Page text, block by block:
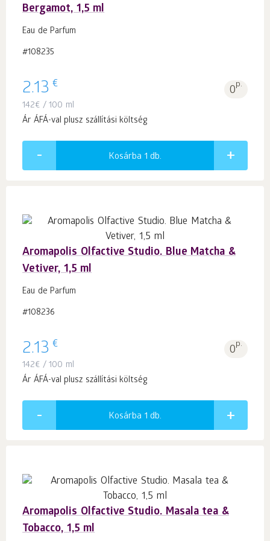
Bergamot, 1,5 ml
Eau de Parfum
#108235
2.13 € 0p.
142€ / 100 ml
Ár ÁFÁ-val plusz szállítási költség
Kosárba 1 db.
Aromapolis Olfactive Studio. Blue Matcha &
Vetiver, 1,5 ml
Eau de Parfum
#108236
2.13 € 0p.
142€ / 100 ml
Ár ÁFÁ-val plusz szállítási költség
Kosárba 1 db.
Aromapolis Olfactive Studio. Masala tea &
Tobacco, 1,5 ml